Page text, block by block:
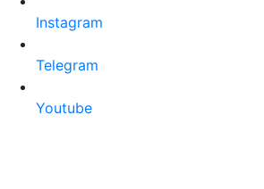
Instagram
Telegram
Youtube